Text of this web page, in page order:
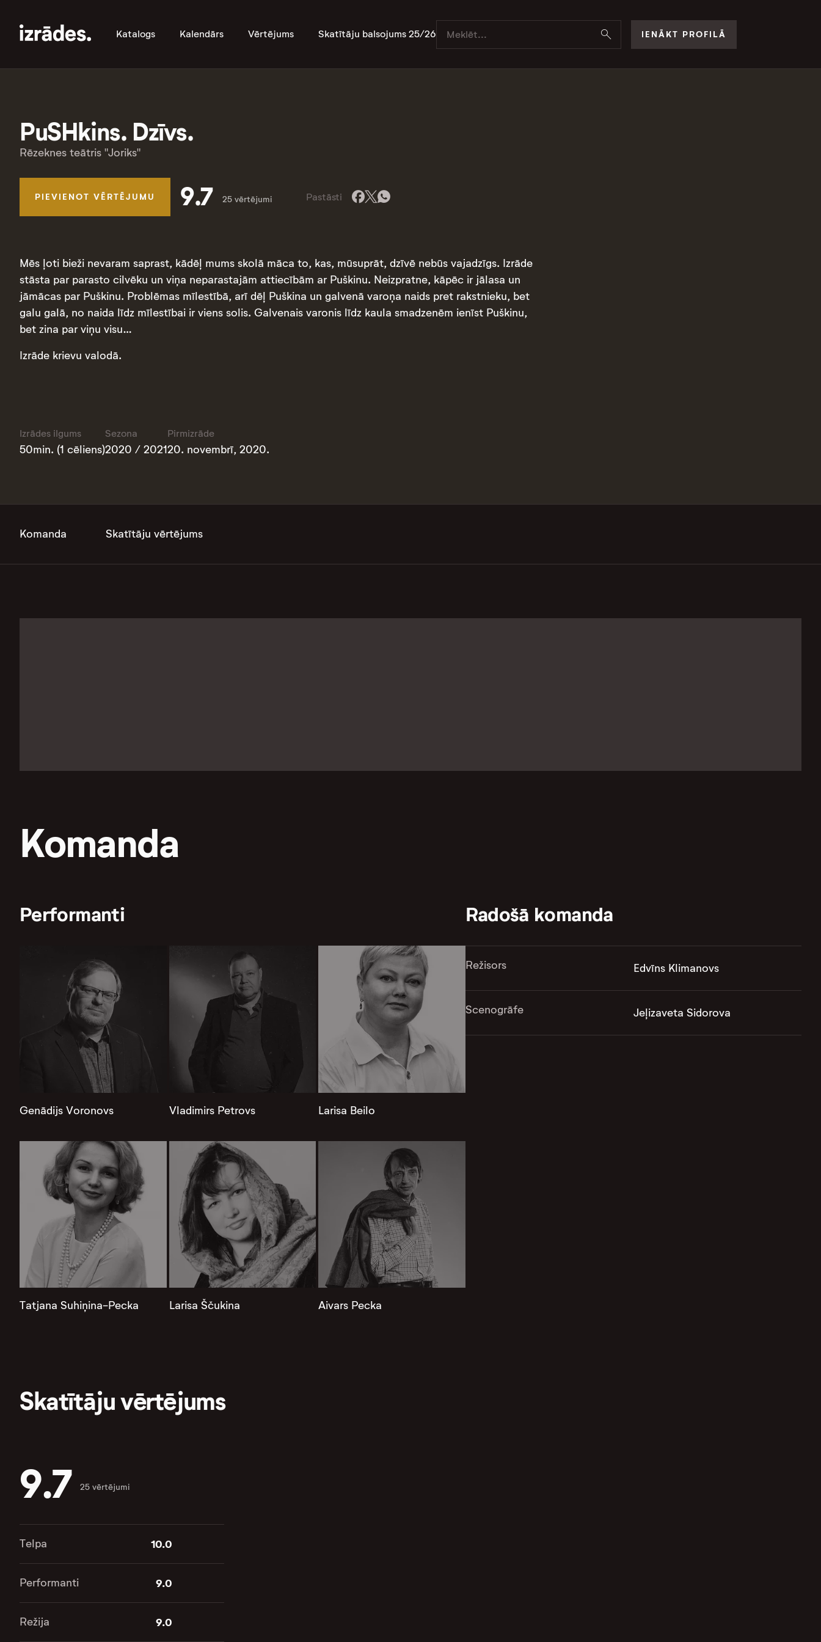
Katalogs Kalendārs Vērtējums Skatītāju balsojums 25/26 IENĀKT PROFILĀ
PuSHkins. Dzīvs.
Rēzeknes teātris "Joriks"
PIEVIENOT VĒRTĒJUMU 9.7 25 vērtējumi Pastāsti
Mēs ļoti bieži nevaram saprast, kādēļ mums skolā māca to, kas, mūsuprāt, dzīvē nebūs vajadzīgs. Izrāde
stāsta par parasto cilvēku un viņa neparastajām attiecībām ar Puškinu. Neizpratne, kāpēc ir jālasa un
jāmācas par Puškinu. Problēmas mīlestībā, arī dēļ Puškina un galvenā varoņa naids pret rakstnieku, bet
galu galā, no naida līdz mīlestībai ir viens solis. Galvenais varonis līdz kaula smadzenēm ienīst Puškinu,
bet zina par viņu visu…
Izrāde krievu valodā.
Izrādes ilgums
50min. (1 cēliens)
Sezona
2020 / 2021
Pirmizrāde
20. novembrī, 2020.
Komanda Skatītāju vērtējums
Komanda
Performanti
Genādijs Voronovs Vladimirs Petrovs Larisa Beilo
Tatjana Suhiņina-Pecka Larisa Ščukina Aivars Pecka
Radošā komanda
Režisors Edvīns Klimanovs
Scenogrāfe Jeļizaveta Sidorova
Skatītāju vērtējums
9.7 25 vērtējumi
Telpa 10.0
Performanti 9.0
Režija 9.0